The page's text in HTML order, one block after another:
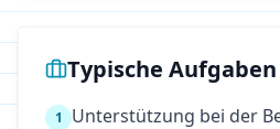
Typische Aufgaben
1
Unterstützung bei der